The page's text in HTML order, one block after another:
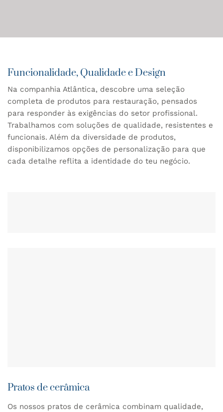
Funcionalidade, Qualidade e Design
Na companhia Atlântica, descobre uma seleção
completa de produtos para restauração, pensados
para responder às exigências do setor profissional.
Trabalhamos com soluções de qualidade, resistentes e
funcionais. Além da diversidade de produtos,
disponibilizamos opções de personalização para que
cada detalhe reflita a identidade do teu negócio.
Pratos de cerâmica
Os nossos pratos de cerâmica combinam qualidade,